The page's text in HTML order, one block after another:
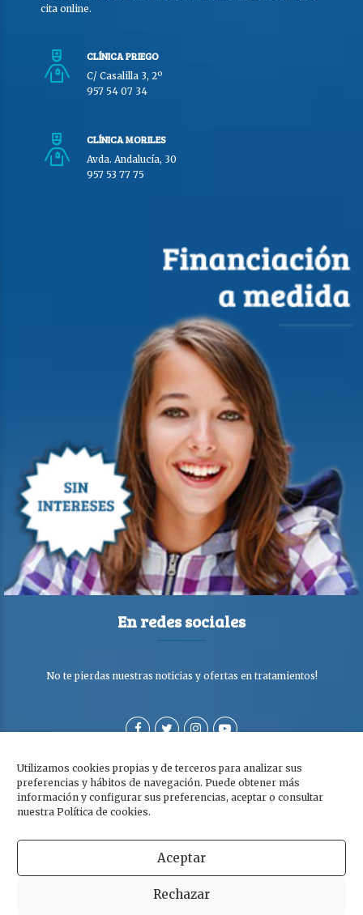
Utilizamos cookies propias y de terceros para analizar sus
preferencias y hábitos de navegación. Puede obtener más
información y configurar sus preferencias, aceptar o consultar
nuestra Política de cookies.
Aceptar
Rechazar
cita online.
CLÍNICA PRIEGO
C/ Casalilla 3, 2º
957 54 07 34
CLÍNICA MORILES
Avda. Andalucía, 30
957 53 77 75
En redes sociales
No te pierdas nuestras noticias y ofertas en tratamientos!
Copyright © Clínica Dra. Olga Cabezuelo 2026. Todos los derechos
Aviso legal|Política de privacidad y cookies